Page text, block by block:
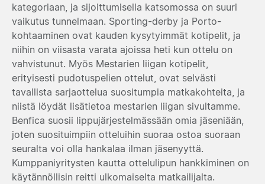
kategoriaan, ja sijoittu­misella katsomossa on suuri
vaikutus tunnelmaan. Sporting-derby ja Porto-
kohtaaminen ovat kauden kysytyimmät kotipelit, ja
niihin on viisasta varata ajoissa heti kun ottelu on
vahvistunut. Myös Mestarien liigan kotipelit,
erityisesti pudotuspelien ottelut, ovat selvästi
tavallista sarjaottelua suositumpia matkakohteita, ja
niistä löydät lisätietoa mestarien liigan sivultamme.
Benfica suosii lippujärjestelmässään omia jäseniään,
joten suosituimpiin otteluihin suoraa ostoa suoraan
seuralta voi olla hankalaa ilman jäsenyyttä.
Kumppaniyritysten kautta ottelulipun hankkiminen on
käytännöllisin reitti ulkomaiselta matkailijalta.